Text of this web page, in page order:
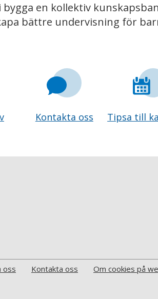
en kollektiv
bättre undervisning för
Kontakta oss Tipsa till
oss Kontakta oss Om cookies på